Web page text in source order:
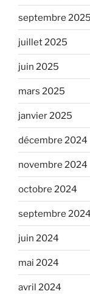
septembre 2025
juillet 2025
juin 2025
mars 2025
janvier 2025
décembre 2024
novembre 2024
octobre 2024
septembre 2024
juin 2024
mai 2024
avril 2024